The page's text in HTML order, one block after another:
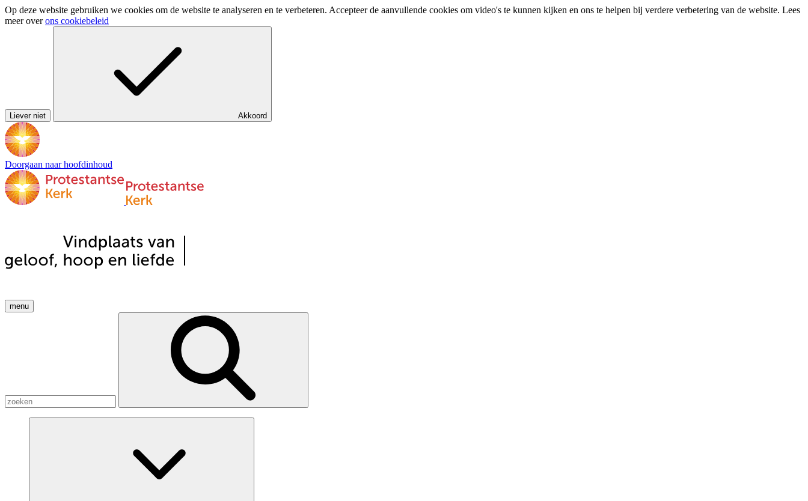
Op deze website gebruiken we cookies om de website te analyseren en te verbeteren. Accepteer de aanvullende cookies om video's te kunnen kijken en ons te helpen bij verdere verbetering van de website. Lees
meer overons cookiebeleid
Liever niet Akkoord
Doorgaan naar hoofdinhoud
menu